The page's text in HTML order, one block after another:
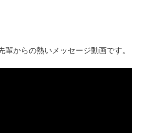
からの熱いメッセージ動画です。